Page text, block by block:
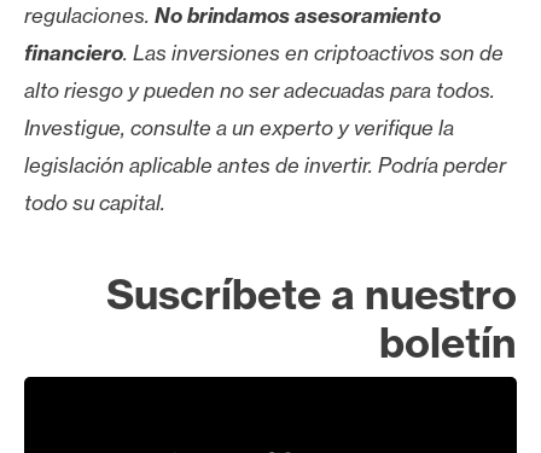
regulaciones. No brindamos asesoramiento
financiero. Las inversiones en criptoactivos son de
alto riesgo y pueden no ser adecuadas para todos.
Investigue, consulte a un experto y verifique la
legislación aplicable antes de invertir. Podría perder
todo su capital.
Suscríbete a nuestro
boletín